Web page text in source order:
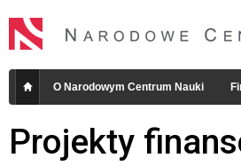
O Narodowym Centrum Nauki
Projekty